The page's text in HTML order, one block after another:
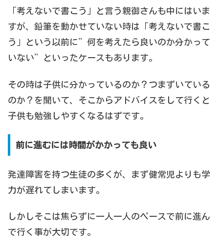
「考えないで書こう」と言う親御さんも中にはいま
すが、鉛筆を動かせていない時は「考えないで書こ
う」という以前に”何を考えたら良いのか分かって
いない”といったケースもあります。
その時は子供に分かっているのか？つまずいている
のか？を聞いて、そこからアドバイスをして行くと
子供も勉強しやすくなるはずです。
前に進むには時間がかかっても良い
発達障害を持つ生徒の多くが、まず健常児よりも学
力が遅れてしまいます。
しかしそこは焦らずに一人一人のペースで前に進ん
で行く事が大切です。